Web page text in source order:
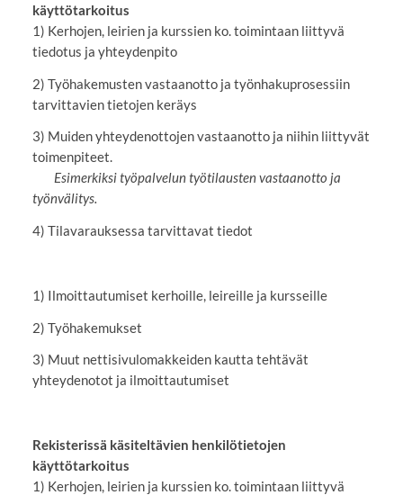
käyttötarkoitus
1) Kerhojen, leirien ja kurssien ko. toimintaan liittyvä
tiedotus ja yhteydenpito
2) Työhakemusten vastaanotto ja työnhakuprosessiin
tarvittavien tietojen keräys
3) Muiden yhteydenottojen vastaanotto ja niihin liittyvät
toimenpiteet.
Esimerkiksi työpalvelun työtilausten vastaanotto ja
työnvälitys.
4) Tilavarauksessa tarvittavat tiedot
1) Ilmoittautumiset kerhoille, leireille ja kursseille
2) Työhakemukset
3) Muut nettisivulomakkeiden kautta tehtävät
yhteydenotot ja ilmoittautumiset
Rekisterissä käsiteltävien henkilötietojen
käyttötarkoitus
1) Kerhojen, leirien ja kurssien ko. toimintaan liittyvä